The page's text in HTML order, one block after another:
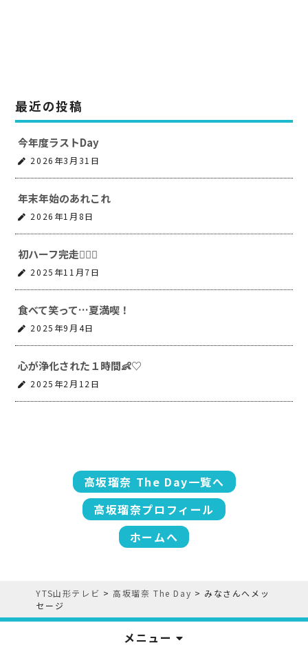
最近の投稿
今年度ラストDay
2026年3月31日
年末年始のあれこれ
2026年1月8日
初ハーフ完走🏃‍♂️✨️
2025年11月7日
食べて笑って…夏満喫！
2025年9月4日
心が浄化された１時間👶♡
2025年2月12日
高坂瑠奈 The Day一覧へ
高坂瑠奈プロフィール
ホームへ
YTS山形テレビ >高坂瑠奈 The Day > みなさんへメッ
セージ
メニュー